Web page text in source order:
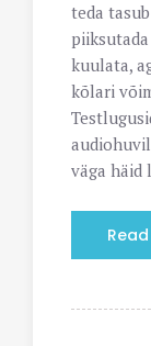
teda
kuulata,
kõlari
väga häid